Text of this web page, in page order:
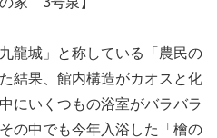
龍城」と称している「農民の
結果、館内構造がカオスと化
にいくつもの浴室がバラバラ
の中でも今年入浴した「檜の